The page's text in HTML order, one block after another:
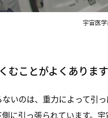
宇宙医
むことがよくあります
いのは、重力によって引
に引っ張られています。